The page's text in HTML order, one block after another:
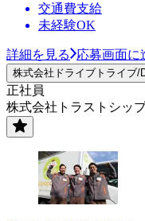
交通費支給
未経験OK
詳細を見る 応募画面に
株式会社ドライブトライブ/
正社員
株式会社トラストシッ